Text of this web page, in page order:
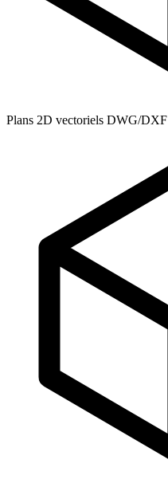
Plans 2D vectoriels DWG/DXF